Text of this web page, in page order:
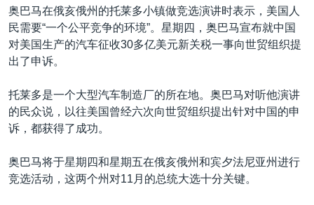
南中国海争端
关注西藏
关注新疆
奥巴马在俄亥俄州的托莱多小镇做竞选演讲时表示，美国人
民需要“一个公平竞争的环境”。星期四，奥巴马宣布就中国
对美国生产的汽车征收30多亿美元新关税一事向世贸组织提
出了申诉。
托莱多是一个大型汽车制造厂的所在地。奥巴马对听他演讲
的民众说，以往美国曾经六次向世贸组织提出针对中国的申
诉，都获得了成功。
奥巴马将于星期四和星期五在俄亥俄州和宾夕法尼亚州进行
竞选活动，这两个州对11月的总统大选十分关键。